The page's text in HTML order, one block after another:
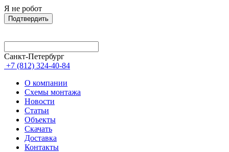
Я не робот
Подтвердить
Санкт-Петербург
+7 (812) 324-40-84
О компании
Схемы монтажа
Новости
Статьи
Объекты
Скачать
Доставка
Контакты